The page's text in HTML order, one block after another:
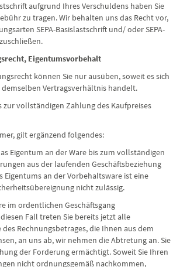
aufgrund Ihres Verschuldens haben Sie
zu tragen. Wir behalten uns das Recht vor,
SEPA-Basislastschrift und/ oder SEPA-
Eigentumsvorbehalt
können Sie nur ausüben, soweit es sich
Vertragsverhältnis handelt.
zur vollständigen Zahlung des Kaufpreises
gilt ergänzend folgendes:
Eigentum an der Ware bis zum vollständigen
aus der laufenden Geschäftsbeziehung
Eigentums an der Vorbehaltsware ist eine
nicht zulässig.
im ordentlichen Geschäftsgang
Fall treten Sie bereits jetzt alle
Rechnungsbetrages, die Ihnen aus dem
an uns ab, wir nehmen die Abtretung an. Sie
der Forderung ermächtigt. Soweit Sie Ihren
nicht ordnungsgemäß nachkommen,